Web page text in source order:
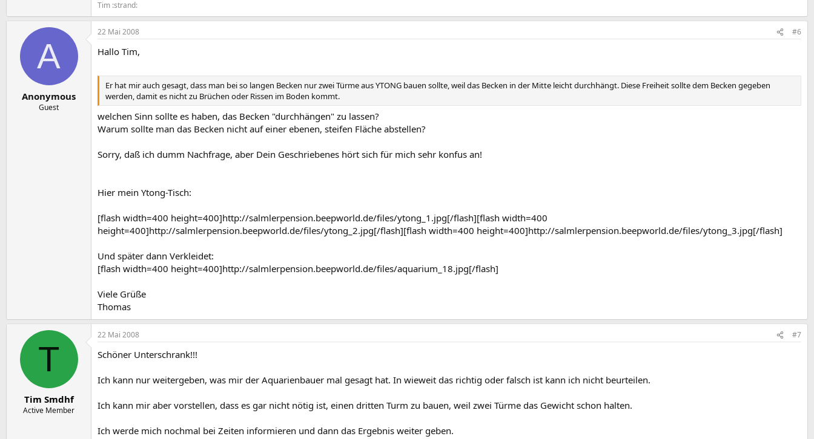
Tim :strand:
A
Anonymous
Guest
22 Mai 2008 #6
Hallo Tim,
Er hat mir auch gesagt, dass man bei so langen Becken nur zwei Türme aus YTONG bauen sollte, weil das Becken in der Mitte leicht durchhängt. Diese Freiheit sollte dem Becken gegeben
werden, damit es nicht zu Brüchen oder Rissen im Boden kommt.
welchen Sinn sollte es haben, das Becken "durchhängen" zu lassen?
Warum sollte man das Becken nicht auf einer ebenen, steifen Fläche abstellen?
Sorry, daß ich dumm Nachfrage, aber Dein Geschriebenes hört sich für mich sehr konfus an!
Hier mein Ytong-Tisch:
[flash width=400 height=400]http://salmlerpension.beepworld.de/files/ytong_1.jpg[/flash][flash width=400
height=400]http://salmlerpension.beepworld.de/files/ytong_2.jpg[/flash][flash width=400 height=400]http://salmlerpension.beepworld.de/files/ytong_3.jpg[/flash]
Und später dann Verkleidet:
[flash width=400 height=400]http://salmlerpension.beepworld.de/files/aquarium_18.jpg[/flash]
Viele Grüße
Thomas
T
Tim Smdhf
Active Member
22 Mai 2008 #7
Schöner Unterschrank!!!
Ich kann nur weitergeben, was mir der Aquarienbauer mal gesagt hat. In wieweit das richtig oder falsch ist kann ich nicht beurteilen.
Ich kann mir aber vorstellen, dass es gar nicht nötig ist, einen dritten Turm zu bauen, weil zwei Türme das Gewicht schon halten.
Ich werde mich nochmal bei Zeiten informieren und dann das Ergebnis weiter geben.